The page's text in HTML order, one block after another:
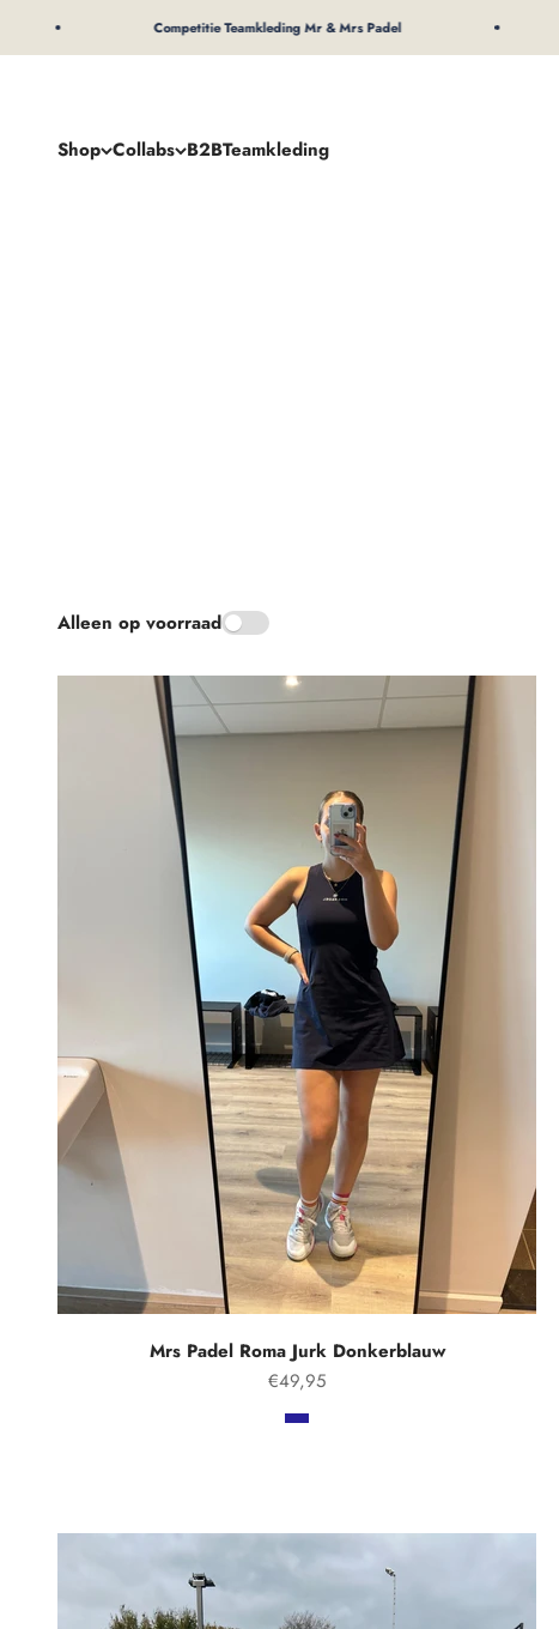
Competitie Teamkleding Mr & Mrs Padel
Shop Collabs B2BTeamkleding
Alleen op voorraad
Mrs Padel Roma Jurk Donkerblauw
Aanbiedingsprijs
€49,95
Kleur
Marineblauw